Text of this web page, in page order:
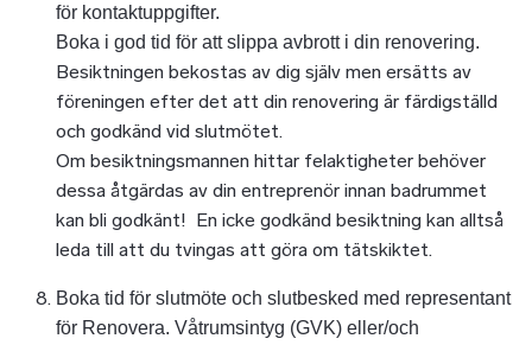
för kontaktuppgifter.
Boka i god tid för att slippa avbrott i din renovering.
Besiktningen bekostas av dig själv men ersätts av
föreningen efter det att din renovering är färdigställd
och godkänd vid slutmötet.
Om besiktningsmannen hittar felaktigheter behöver
dessa åtgärdas av din entreprenör innan badrummet
kan bli godkänt! En icke godkänd besiktning kan alltså
leda till att du tvingas att göra om tätskiktet.
Boka tid för slutmöte och slutbesked med representant
för Renovera. Våtrumsintyg (GVK) eller/och